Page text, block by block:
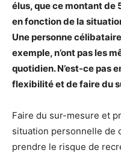
élus, que ce montant de
en fonction de la
Une personne
exemple, n’ont pas les
quotidien. N’est-ce pas
flexibilité et de faire du
Faire du sur-mesure et
situation personnelle de
prendre le risque de